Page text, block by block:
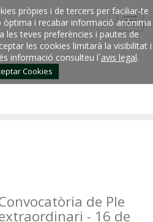
pròpies i de tercers per faciliar-te
òptima i recabar informació anònima
les teves preferències i pautes de
les cookies limitarà la visibilitat i
informació consulteu l´avis legal.
Cookies
de Ple
- 16 de